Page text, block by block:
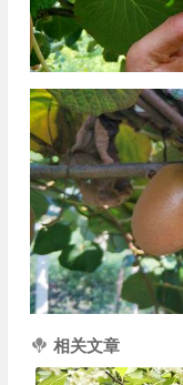
相关文章